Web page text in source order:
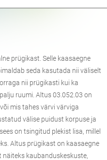
prügikast. Selle kaasaegne
seda kasutada nii väliselt
nii prügikasti kui ka
ruumi. Altus 03.052.03 on
mis tahes värvi värviga
välise puidust korpuse ja
on tsingitud plekist lisa, millel
Altus prügikast on kaasaegne
kaubanduskeskuste,